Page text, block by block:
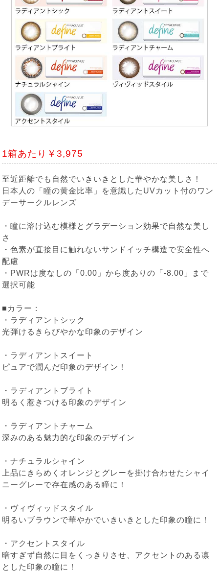
1箱あたり￥3,975
至近距離でも自然でいきいきとした華やかな美しさ！
日本人の「瞳の黄金比率」を意識したUVカット付のワン
デーサークルレンズ
・瞳に溶け込む模様とグラデーション効果で自然な美し
さ
・色素が直接目に触れないサンドイッチ構造で安全性へ
配慮
・PWRは度なしの「0.00」から度ありの「-8.00」まで
選択可能
■カラー：
・ラディアントシック
光弾けるきらびやかな印象のデザイン
・ラディアントスイート
ピュアで潤んだ印象のデザイン！
・ラディアントブライト
明るく惹きつける印象のデザイン
・ラディアントチャーム
深みのある魅力的な印象のデザイン
・ナチュラルシャイン
上品にきらめくオレンジとグレーを掛け合わせたシャイ
ニーグレーで存在感のある瞳に！
・ヴィヴィッドスタイル
明るいブラウンで華やかでいきいきとした印象の瞳に！
・アクセントスタイル
暗すぎず自然に目をくっきりさせ、アクセントのある凛
とした印象の瞳に！